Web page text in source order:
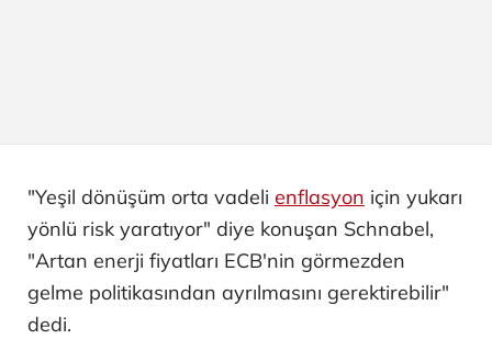
"Yeşil dönüşüm orta vadeli enflasyon için yukarı
yönlü risk yaratıyor" diye konuşan Schnabel,
"Artan enerji fiyatları ECB'nin görmezden
gelme politikasından ayrılmasını gerektirebilir"
dedi.